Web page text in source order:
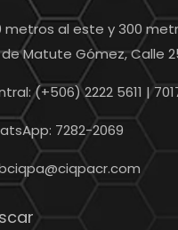
metros al este y 300
Matute Gómez, Calle
(+506) 2222 5611 |
7282-2069